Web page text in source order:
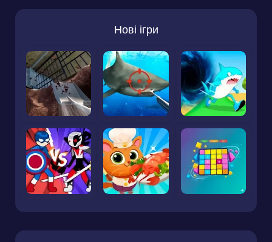
Нові ігри